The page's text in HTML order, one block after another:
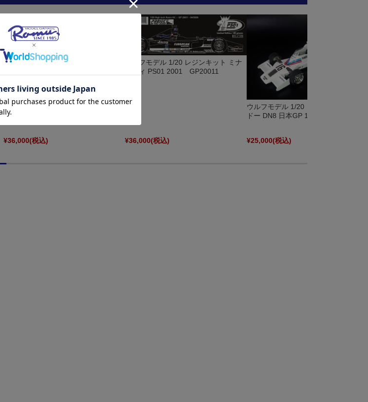
ウルフモデル 1/20 レジンキット マキ
¥36,000(税込)
ウルフモデル 1/20 レジンキット ミナ
ルディ PS01 2001 GP20011
¥36,000(税込)
ウルフモデル 1/20 レジンキット シャ
ドー DN8 日本GP 1977 GP20098
¥25,000(税込)